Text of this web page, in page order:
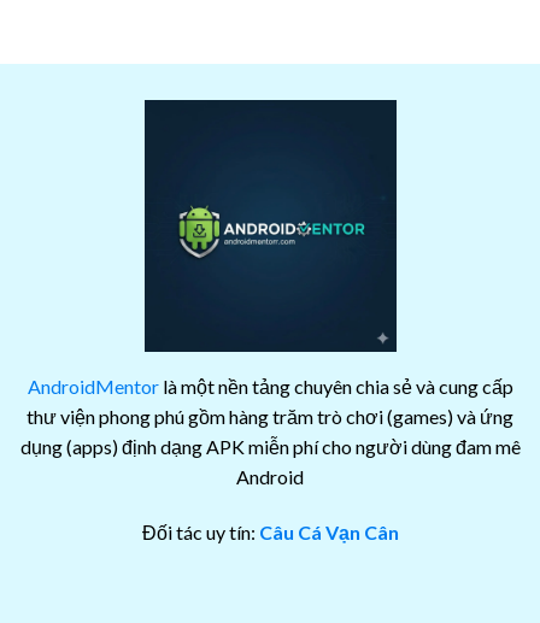
AndroidMentorlà một nền tảng chuyên chia sẻ và cung cấp
thư viện phong phú gồm hàng trăm trò chơi (games) và ứng
dụng (apps) định dạng APK miễn phí cho người dùng đam mê
Android
Đối tác uy tín: Câu Cá Vạn Cân